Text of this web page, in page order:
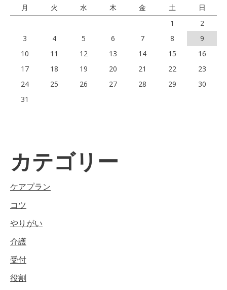
月
火 水 木 金 土
日
1
2
3
4 5 6 7 8
9
10
11 12 13 14 15
16
17
18 19 20 21 22
23
24
25 26 27 28 29
30
31
カテゴリー
ケアプラン
コツ
やりがい
介護
受付
役割